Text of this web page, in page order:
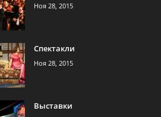
Ноя 28, 2015
Спектакли
Ноя 28, 2015
Выставки